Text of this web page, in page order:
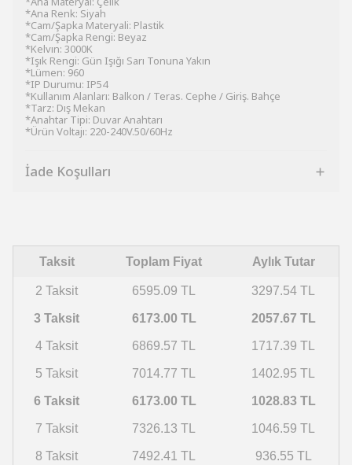
*Ana Renk: Siyah
*Cam/Şapka Materyali: Plastik
*Cam/Şapka Rengi: Beyaz
*Kelvın: 3000K
*Işık Rengi: Gün Işığı Sarı Tonuna Yakın
*Lümen: 960
*IP Durumu: IP54
*Kullanım Alanları: Balkon / Teras. Cephe / Giriş. Bahçe
*Tarz: Dış Mekan
*Anahtar Tipi: Duvar Anahtarı
*Ürün Voltajı: 220-240V.50/60Hz
İade Koşulları
Taksit Toplam Fiyat Aylık Tutar
2 Taksit 6595.09 TL 3297.54 TL
3 Taksit 6173.00 TL 2057.67 TL
4 Taksit 6869.57 TL 1717.39 TL
5 Taksit 7014.77 TL 1402.95 TL
6 Taksit 6173.00 TL 1028.83 TL
7 Taksit 7326.13 TL 1046.59 TL
8 Taksit 7492.41 TL 936.55 TL